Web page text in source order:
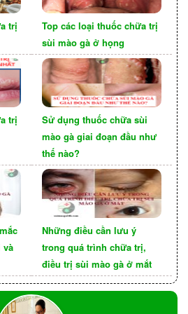
sùi mào gà ở mắt
gà ở mắt, bác sĩ sẽ thực
sau:
sĩ sẽ kiểm tra các nốt sùi
tình trạng bệnh.
Bác sĩ sẽ lấy mẫu mô từ
dưới kính hiển vi để
gây bệnh.
gà ở mắt
trị
Top các loại thuốc chữa trị
sùi mào gà ở họng
trị
Sử dụng thuốc chữa sùi
mào gà giai đoạn đầu như
thế nào?
và
Những điều cần lưu ý
trong quá trình chữa trị,
điều trị sùi mào gà ở mắt